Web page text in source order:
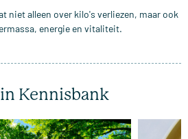
niet alleen over kilo's verliezen, maar ook
energie en vitaliteit.
Kennisbank